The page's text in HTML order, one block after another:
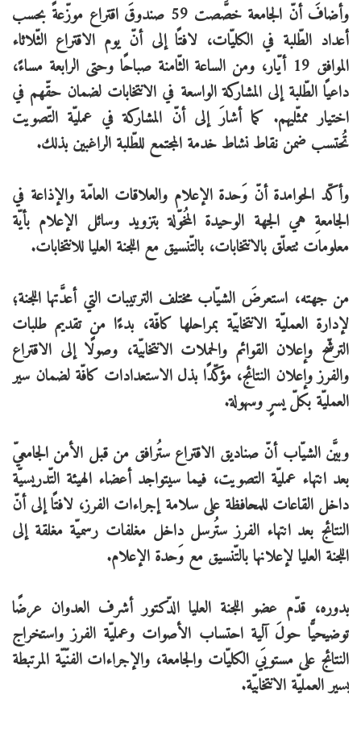
وأضافَ أنّ الجامعة خصَّصت 59 صندوقَ اقتراع موزّعةً بحسب
أعداد الطّلبة في الكليّات، لافتًا إلى أنّ يوم الاقتراع الثّلاثاء
الموافق 19 أيّار، ومن الساعة الثّامنة صباحًا وحتى الرابعة مساءً،
داعيًا الطّلبة إلى المشاركة الواسعة في الانتخابات لضمان حقّهم في
اختيار ممثّليهم. كما أشارَ إلى أنّ المشاركة في عمليّة التّصويت
تُحتسب ضمن نقاط نشاط خدمة المجتمع للطّلبة الراغبين بذلك.
وأكّد الحوامدة أنّ وَحدة الإعلام والعلاقات العامّة والإذاعة في
الجامعةِ هي الجهة الوحيدة المُخوّلة بتزويد وسائل الإعلام بأيّة
معلومات تتعلّق بالانتخابات، بالتّنسيق مع اللجنة العليا للانتخابات.
من جهته، استعرضَ الشيّاب مختلف الترتيبات التي أعدَّتها اللجنة؛
لإدارة العمليّة الانتخابيّة بمراحلها كافّة، بدءًا من تقديم طلبات
الترشّح وإعلان القوائم والحملات الانتخابيّة، وصولًا إلى الاقتراع
والفرز وإعلان النتائج، مؤكّدًا بذل الاستعدادات كافّة لضمان سير
العمليّة بكلّ يسرٍ وسهولة.
وبيَّن الشيّاب أنّ صناديق الاقتراع ستُرافق من قبل الأمن الجامعيّ
بعد انتهاء عمليّة التصويت، فيما سيتواجد أعضاء الهيئة التّدريسيّة
داخل القاعات للمحافظة على سلامة إجراءات الفرز، لافتًا إلى أنّ
النتائج بعد انتهاء الفرز ستُرسل داخل مغلفات رسميّة مغلقة إلى
اللجنة العليا لإعلانها بالتّنسيق مع وَحدة الإعلام.
بدوره، قدّم عضو اللجنة العليا الدّكتور أشرف العدوان عرضًا
توضيحيًّا حولَ آلية احتساب الأصوات وعمليّة الفرز واستخراج
النتائج على مستويَي الكليّات والجامعة، والإجراءات الفنّيّة المرتبطة
بسير العمليّة الانتخابيّة.